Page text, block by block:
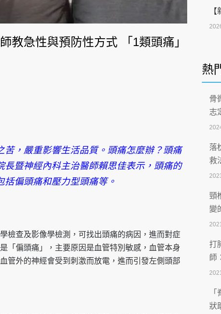
教急性與預防性方式 「1類頭痛」
苦，嚴重影響生活品質。頭痛怎麼辦？頭痛
長暨神經內科主治醫師賴思佳表示，頭痛的
偏頭痛和壓力型頭痛等。
檢查及影像學檢測，可找出頭痛的病因，進而對症
「偏頭痛」，主要原因是血管特別敏感，血管本身
管外的神經會受到刺激而放電，進而引發左側頭部
沒
轉
體
率
深
醫
【
刮
熱
骨
志
落
救
頸
變
打
師
狀